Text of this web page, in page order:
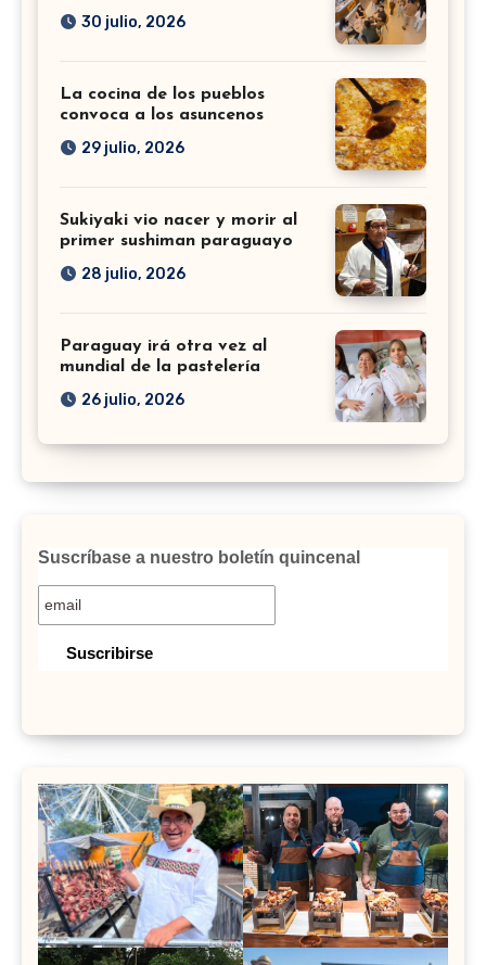
30 julio, 2026
La cocina de los pueblos
convoca a los asuncenos
29 julio, 2026
Sukiyaki vio nacer y morir al
primer sushiman paraguayo
28 julio, 2026
Paraguay irá otra vez al
mundial de la pastelería
26 julio, 2026
Suscríbase a nuestro boletín quincenal